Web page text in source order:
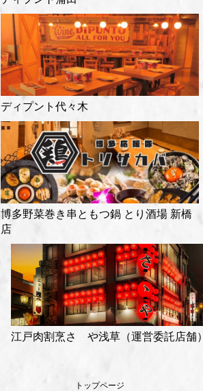
ディプント代々木
博多野菜巻き串ともつ鍋 とり酒場 新橋
店
江戸肉割烹さゝや浅草（運営委託店舗）
トップページ